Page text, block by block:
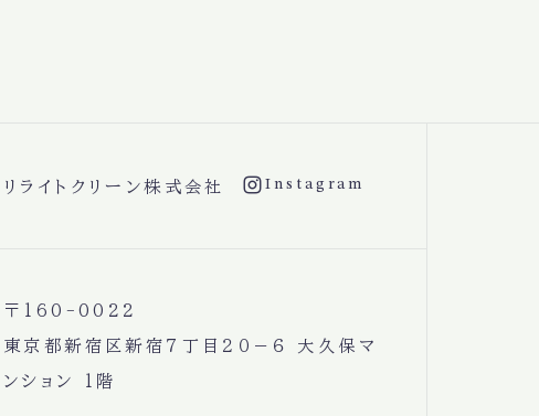
リライトクリーン株式会社 Instagram
〒160-0022
東京都新宿区新宿７丁目２０−６ 大久保マ
ンション 1階